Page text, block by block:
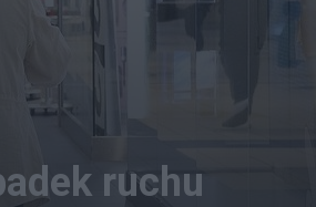
ruchu